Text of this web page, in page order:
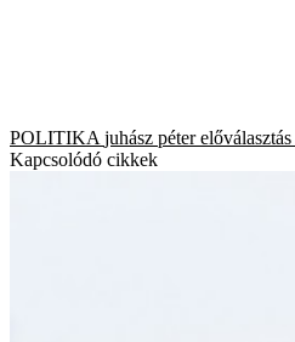
POLITIKA juhász péter előválasztás
Kapcsolódó cikkek